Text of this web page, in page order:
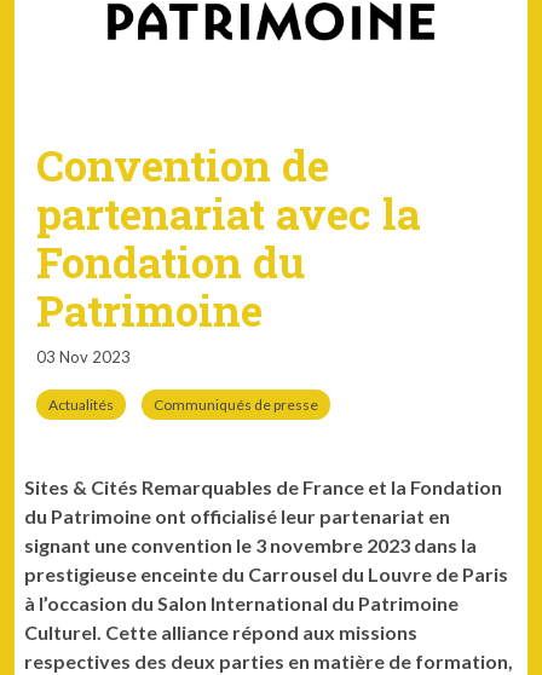
Convention de
partenariat avec la
Fondation du
Patrimoine
03 Nov 2023
Actualités Communiqués de presse
Sites & Cités Remarquables de France et la Fondation
du Patrimoine ont officialisé leur partenariat en
signant une convention le 3 novembre 2023 dans la
prestigieuse enceinte du Carrousel du Louvre de Paris
à l’occasion du Salon International du Patrimoine
Culturel. Cette alliance répond aux missions
respectives des deux parties en matière de formation,